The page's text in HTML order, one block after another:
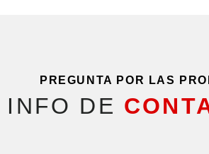
PREGUNTA POR LAS
INFO DE